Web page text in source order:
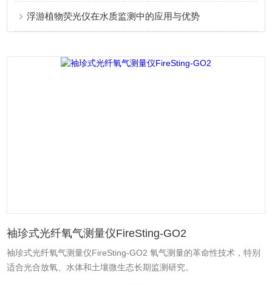
浮游植物荧光仪在水质监测中的应用与优势
袖珍式光纤氧气测量仪FireSting-GO2
袖珍式光纤氧气测量仪FireSting-GO2 氧气测量的革命性技术，特别
适合光合放氧、水体和土壤微生态长期监测研究。